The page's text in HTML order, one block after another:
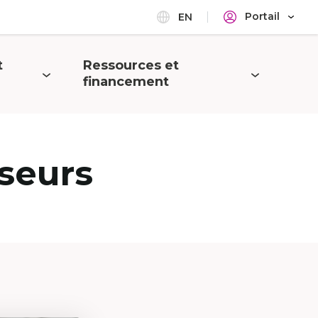
EN Portail
Ouvrir
Ressources et
financement